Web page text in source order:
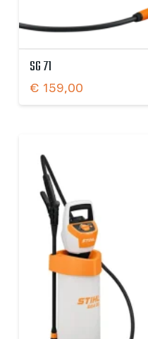
SG 71
€ 159,00